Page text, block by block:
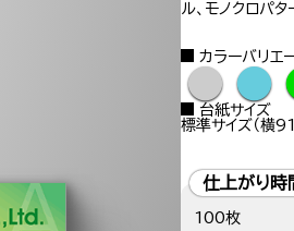
ル、モノクロパ
カラーバリエ
● ●
台紙サイズ
標準サイズ（横
仕上がり
100枚